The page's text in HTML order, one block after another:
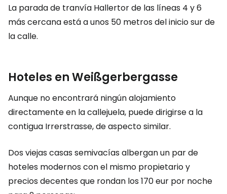
La parada de tranvía Hallertor de las líneas 4 y 6
más cercana está a unos 50 metros del inicio sur de
la calle.
Hoteles en Weißgerbergasse
Aunque no encontrará ningún alojamiento
directamente en la callejuela, puede dirigirse a la
contigua Irrerstrasse, de aspecto similar.
Dos viejas casas semivacías albergan un par de
hoteles modernos con el mismo propietario y
precios decentes que rondan los 170 eur por noche